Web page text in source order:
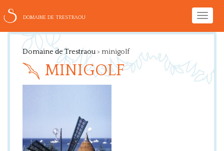
Toggle
DOMAINE DE TRESTRAOU
Domaine de Trestraou > minigolf
MINIGOLF